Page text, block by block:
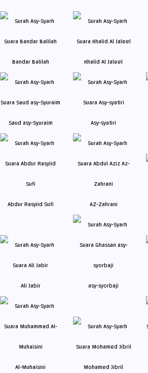
Bandar Balilah Khalid Al Jaleel
Saud asy-Syuraim Asy-syatiri
Abdur Rasyiid Sufi AZ-Zahrani
Ali Jabir asy-syorbaji
Al-Muhaisini Mohamed Jibril